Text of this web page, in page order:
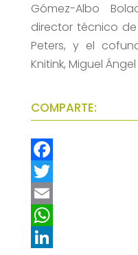
Gómez-Albo
director técnico de
Peters, y el
Knitink, Miguel
COMPARTE:
F
a
c
e
T
w
E
m
W